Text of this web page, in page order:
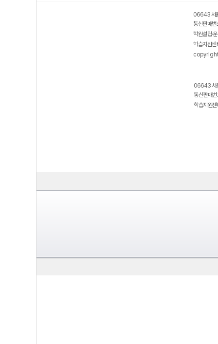
06643 서
통신판매
학원설립·
학습지원
06643 서
통신판매
학습지원